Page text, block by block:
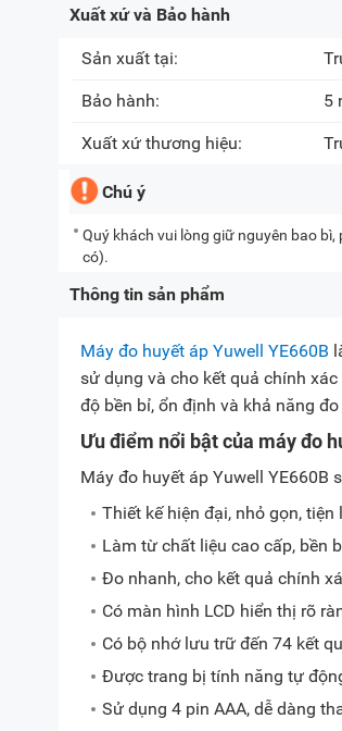
Xuất xứ và Bảo hành
Sản xuất tại:
Bảo hành: 5
Xuất xứ thương hiệu:
Chú ý
Quý khách vui lòng giữ nguyên bao
có).
Thông tin sản phẩm
Máy đo huyết áp Yuwell YE660B
sử dụng và cho kết quả chính
độ bền bỉ, ổn định và khả năng
Ưu điểm nổi bật của máy đo
Máy đo huyết áp Yuwell
Thiết kế hiện đại, nhỏ gọn,
Làm từ chất liệu cao cấp, bền
Đo nhanh, cho kết quả chính
Có màn hình LCD hiển thị rõ
Có bộ nhớ lưu trữ đến 74 kết
Được trang bị tính năng tự
Sử dụng 4 pin AAA, dễ dàng